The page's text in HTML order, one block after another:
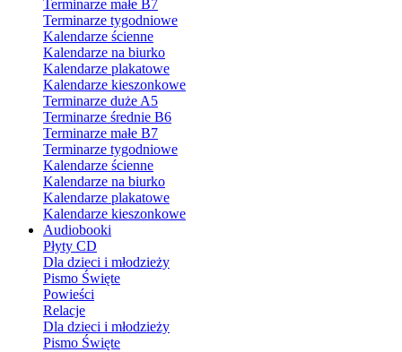
Terminarze małe B7
Terminarze tygodniowe
Kalendarze ścienne
Kalendarze na biurko
Kalendarze plakatowe
Kalendarze kieszonkowe
Terminarze duże A5
Terminarze średnie B6
Terminarze małe B7
Terminarze tygodniowe
Kalendarze ścienne
Kalendarze na biurko
Kalendarze plakatowe
Kalendarze kieszonkowe
Audiobooki
Płyty CD
Dla dzieci i młodzieży
Pismo Święte
Powieści
Relacje
Dla dzieci i młodzieży
Pismo Święte